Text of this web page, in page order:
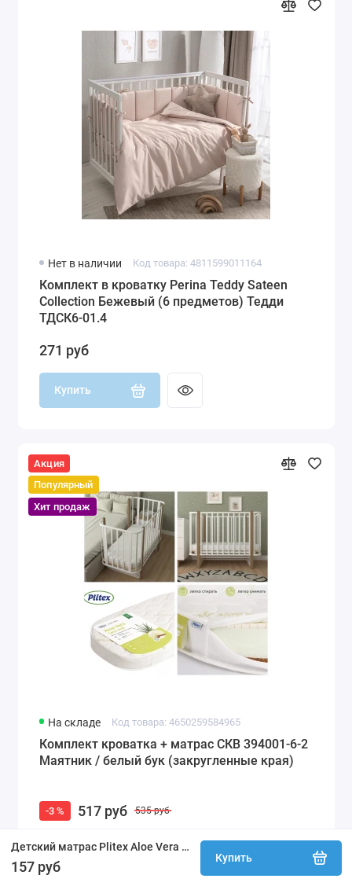
Детский матрас Plitex Aloe Vera Semi Oval 119х60х11 АВ-20/2 (с закругленными углами 120х60)
157 руб
Купить
Нет в наличии Код товара: 4811599011164
Комплект в кроватку Perina Teddy Sateen
Collection Бежевый (6 предметов) Тедди
ТДСК6-01.4
271 руб
Купить
Акция
Популярный
Хит продаж
На складе Код товара: 4650259584965
Комплект кроватка + матрас СКВ 394001-6-2
Маятник / белый бук (закругленные края)
-3 % 517 руб 535 руб
Купить